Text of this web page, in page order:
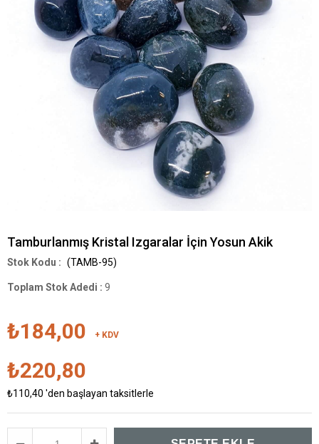
Tamburlanmış Kristal Izgaralar İçin Yosun Akik
(TAMB-95)
Toplam Stok Adedi : 9
₺184,00 + KDV
₺220,80
₺110,40 'den başlayan taksitlerle